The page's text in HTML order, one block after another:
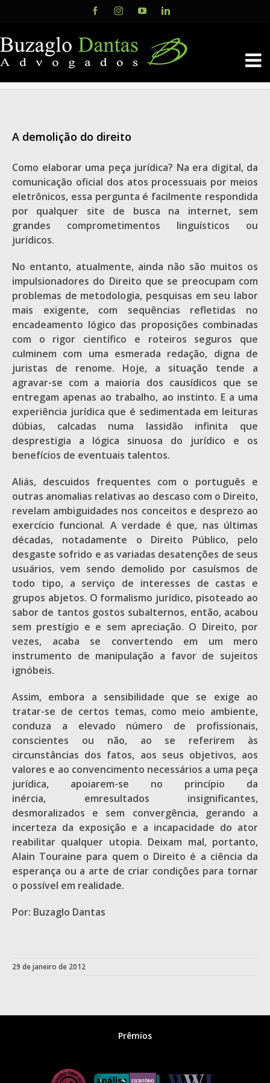
content
FacebookInstagramYouTubeLinkedIn
A demolição do direito
Como elaborar uma peça jurídica? Na era digital, da
comunicação oficial dos atos processuais por meios
eletrônicos, essa pergunta é facilmente respondida
por qualquer site de busca na internet, sem
grandes comprometimentos linguísticos ou
jurídicos.
No entanto, atualmente, ainda não são muitos os
impulsionadores do Direito que se preocupam com
problemas de metodologia, pesquisas em seu labor
mais exigente, com sequências refletidas no
encadeamento lógico das proposições combinadas
com o rigor científico e roteiros seguros que
culminem com uma esmerada redação, digna de
juristas de renome. Hoje, a situação tende a
agravar-se com a maioria dos causídicos que se
entregam apenas ao trabalho, ao instinto. E a uma
experiência jurídica que é sedimentada em leituras
dúbias, calcadas numa lassidão infinita que
desprestigia a lógica sinuosa do jurídico e os
benefícios de eventuais talentos.
Aliás, descuidos frequentes com o português e
outras anomalias relativas ao descaso com o Direito,
revelam ambiguidades nos conceitos e desprezo ao
exercício funcional. A verdade é que, nas últimas
décadas, notadamente o Direito Público, pelo
desgaste sofrido e as variadas desatenções de seus
usuários, vem sendo demolido por casuísmos de
todo tipo, a serviço de interesses de castas e
grupos abjetos. O formalismo jurídico, pisoteado ao
sabor de tantos gostos subalternos, então, acabou
sem prestígio e e sem apreciação. O Direito, por
vezes, acaba se convertendo em um mero
instrumento de manipulação a favor de sujeitos
ignóbeis.
Assim, embora a sensibilidade que se exige ao
tratar-se de certos temas, como meio ambiente,
conduza a elevado número de profissionais,
conscientes ou não, ao se referirem às
circunstâncias dos fatos, aos seus objetivos, aos
valores e ao convencimento necessários a uma peça
jurídica, apoiarem-se no princípio da
inércia, emresultados insignificantes,
desmoralizados e sem convergência, gerando a
incerteza da exposição e a incapacidade do ator
reabilitar qualquer utopia. Deixam mal, portanto,
Alain Touraine para quem o Direito é a ciência da
esperança ou a arte de criar condições para tornar
o possível em realidade.
Por: Buzaglo Dantas
29 de janeiro de 2012
Prêmios